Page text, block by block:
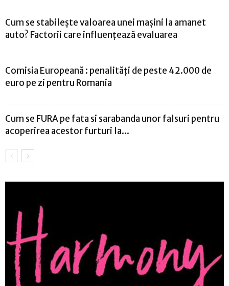
Cum se stabilește valoarea unei mașini la amanet
auto? Factorii care influențează evaluarea
Comisia Europeană : penalităţi de peste 42.000 de
euro pe zi pentru Romania
Cum se FURA pe fata si sarabanda unor falsuri pentru
acoperirea acestor furturi la...